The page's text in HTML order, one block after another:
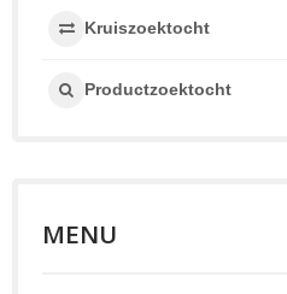
Kruiszoektocht
Productzoektocht
MENU